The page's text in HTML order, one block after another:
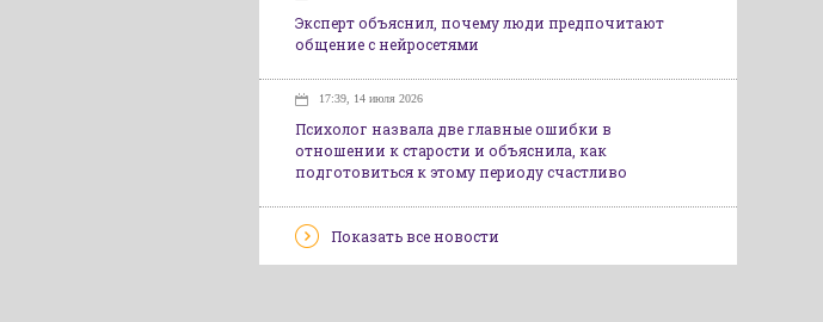
Эксперт объяснил, почему люди предпочитают
общение с нейросетями
17:39, 14 июля 2026
Психолог назвала две главные ошибки в
отношении к старости и объяснила, как
подготовиться к этому периоду счастливо
Показать все новости